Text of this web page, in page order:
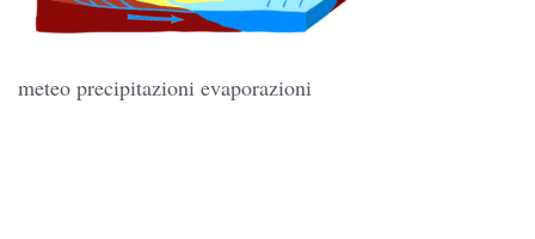
meteo precipitazioni evaporazioni